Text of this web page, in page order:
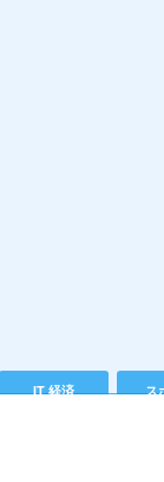
IT 経済 ス